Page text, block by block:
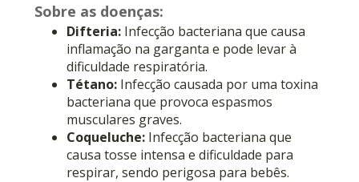
Sobre as doenças:
Difteria: Infecção bacteriana que causa
inflamação na garganta e pode levar à
dificuldade respiratória.
Tétano: Infecção causada por uma toxina
bacteriana que provoca espasmos
musculares graves.
Coqueluche: Infecção bacteriana que
causa tosse intensa e dificuldade para
respirar, sendo perigosa para bebês.